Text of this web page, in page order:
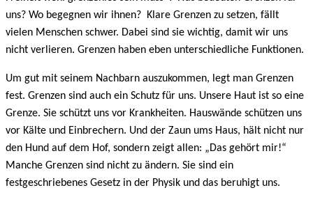
uns? Wo begegnen wir ihnen? Klare Grenzen zu setzen, fällt
vielen Menschen schwer. Dabei sind sie wichtig, damit wir uns
nicht verlieren. Grenzen haben eben unterschiedliche Funktionen.
Um gut mit seinem Nachbarn auszukommen, legt man Grenzen
fest. Grenzen sind auch ein Schutz für uns. Unsere Haut ist so eine
Grenze. Sie schützt uns vor Krankheiten. Hauswände schützen uns
vor Kälte und Einbrechern. Und der Zaun ums Haus, hält nicht nur
den Hund auf dem Hof, sondern zeigt allen: „Das gehört mir!“
Manche Grenzen sind nicht zu ändern. Sie sind ein
festgeschriebenes Gesetz in der Physik und das beruhigt uns.